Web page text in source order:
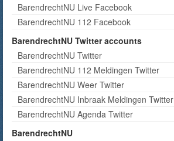
BarendrechtNU Live Facebook
BarendrechtNU 112 Facebook
BarendrechtNU Twitter accounts
BarendrechtNU Twitter
BarendrechtNU 112 Meldingen Twitter
BarendrechtNU Weer Twitter
BarendrechtNU Inbraak Meldingen Twitter
BarendrechtNU Agenda Twitter
BarendrechtNU